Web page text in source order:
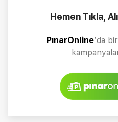
Hemen Tıkla,
PınarOnline’da